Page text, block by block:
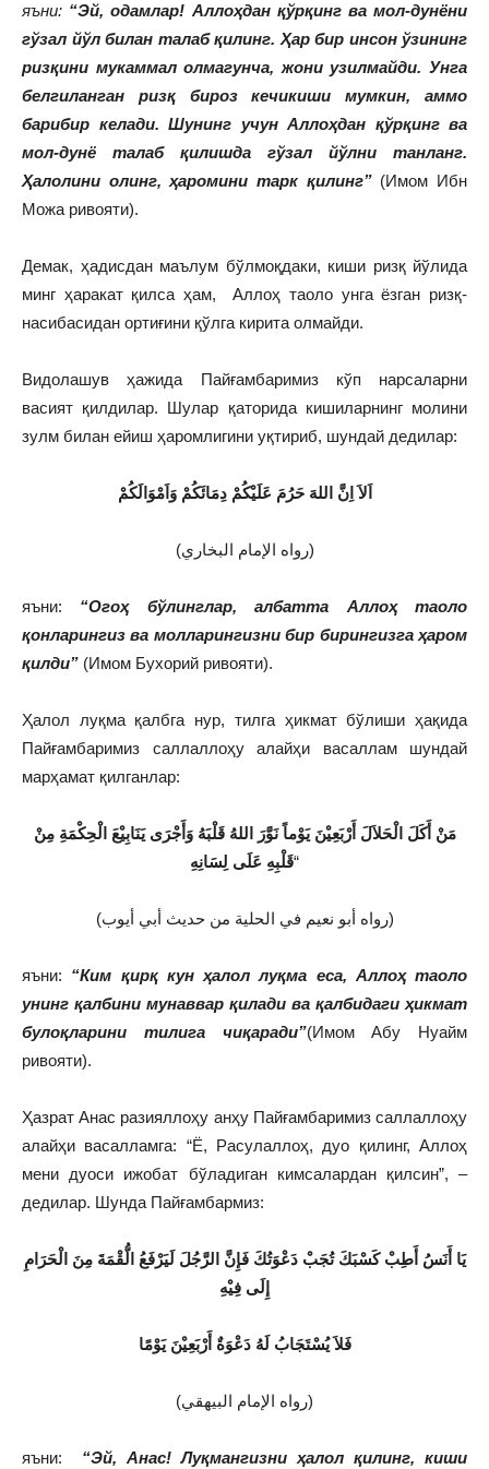
яъни: “Эй, одамлар! Аллоҳдан қўрқинг ва мол-дунёни
гўзал йўл билан талаб қилинг. Ҳар бир инсон ўзининг
ризқини мукаммал олмагунча, жони узилмайди. Унга
белгиланган ризқ бироз кечикиши мумкин, аммо
барибир келади. Шунинг учун Аллоҳдан қўрқинг ва
мол-дунё талаб қилишда гўзал йўлни танланг.
Ҳалолини олинг, ҳаромини тарк қилинг” (Имом Ибн
Можа ривояти).
Демак, ҳадисдан маълум бўлмоқдаки, киши ризқ йўлида
минг ҳаракат қилса ҳам, Аллоҳ таоло унга ёзган ризқ-
насибасидан ортиғини қўлга кирита олмайди.
Видолашув ҳажида Пайғамбаримиз кўп нарсаларни
васият қилдилар. Шулар қаторида кишиларнинг молини
зулм билан ейиш ҳаромлигини уқтириб, шундай дедилар:
اَلاَ اِنَّ اللهَ حَرُمَ عَلَيْكُمْ دِمَائَكُمْ وَاَمْوَالَكُمْ
(رواه الإمام البخاري)
яъни: “Огоҳ бўлинглар, албатта Аллоҳ таоло
қонларингиз ва молларингизни бир бирингизга ҳаром
қилди” (Имом Бухорий ривояти).
Ҳалол луқма қалбга нур, тилга ҳикмат бўлиши ҳақида
Пайғамбаримиз саллаллоҳу алайҳи васаллам шундай
марҳамат қилганлар:
مَنْ أَكَلَ الْحَلاَلَ أَرْبَعِيْنَ يَوْماً نَوَّرَ اللهُ قَلْبَهُ وَأَجْرَى يَنَابِيْعَ الْحِكْمَةِ مِنْ
قَلْبِهِ عَلَى لِسَانِهِ“
(رواه أبو نعيم في الحلية من حديث أبي أيوب)
яъни: “Ким қирқ кун ҳалол луқма еса, Аллоҳ таоло
унинг қалбини мунаввар қилади ва қалбидаги ҳикмат
булоқларини тилига чиқаради”(Имом Абу Нуайм
ривояти).
Ҳазрат Анас разияллоҳу анҳу Пайғамбаримиз саллаллоҳу
алайҳи васалламга: “Ё, Расулаллоҳ, дуо қилинг, Аллоҳ
мени дуоси ижобат бўладиган кимсалардан қилсин”, –
дедилар. Шунда Пайғамбармиз:
يا أَنَسُ أَطِبْ كَسْبَكَ تُجَبْ دَعْوَتُكَ فَإِنَّ الرَّجُلَ لَيَرْفَعُ الُّقْمَةَ مِنَ الْحَرَامِ
إِلَى فِيْهِ
فَلاَ يُسْتَجَابُ لَهُ دَعْوَةٌ أَرْبَعِيْنَ يَوْمًا
(رواه الإمام البيهقي)
яъни: “Эй, Анас! Луқмангизни ҳалол қилинг, киши